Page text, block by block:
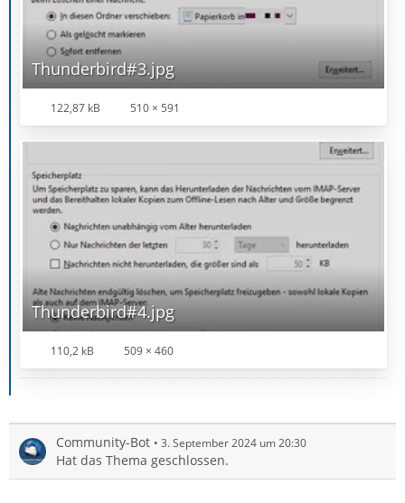
Thunderbird#3.jpg
122,87 kB 510 × 591
Thunderbird#4.jpg
110,2 kB 509 × 460
Community-Bot 3. September 2024 um 20:30
Hat das Thema geschlossen.